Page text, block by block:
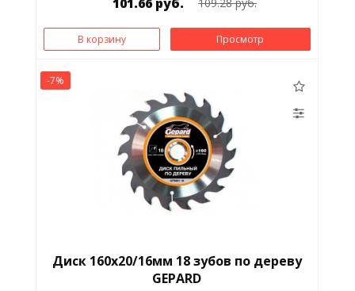
В корзину Просмотр
-7%
Диск 160х20/16мм 18 зубов по дереву
GEPARD